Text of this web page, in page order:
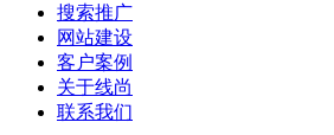
搜索推广
网站建设
客户案例
关于线尚
联系我们